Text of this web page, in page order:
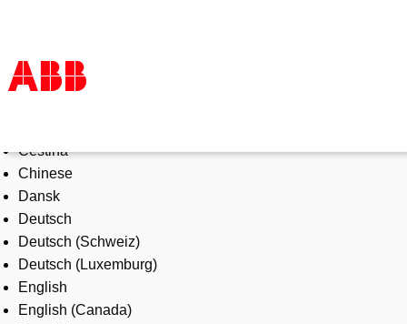
Products & Solutions
Industries
Services
About us
Where to buy
Contact us
Careers
Čeština
Chinese
Dansk
Deutsch
Deutsch (Schweiz)
Deutsch (Luxemburg)
English
English (Canada)